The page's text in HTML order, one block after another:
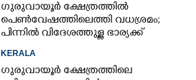
ഗുരുവായൂർ ക്ഷേത്രത്തിൽ
പെൺവേഷത്തിലെത്തി വധശ്രമം;
പിന്നിൽ വിദേശത്തുള്ള ഭാര്യക്ക്
KERALA
ഗുരുവായൂർ ക്ഷേത്രത്തിലെ